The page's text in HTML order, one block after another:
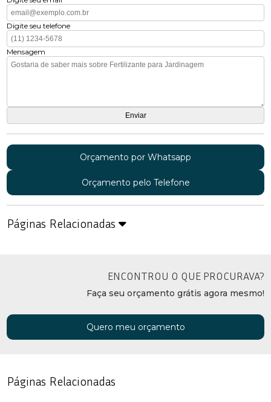
Digite seu telefone
Mensagem
Orçamento por Whatsapp
Orçamento pelo Telefone
Páginas Relacionadas
ENCONTROU O QUE PROCURAVA?
Faça seu orçamento grátis agora mesmo!
Quero meu orçamento
Páginas Relacionadas